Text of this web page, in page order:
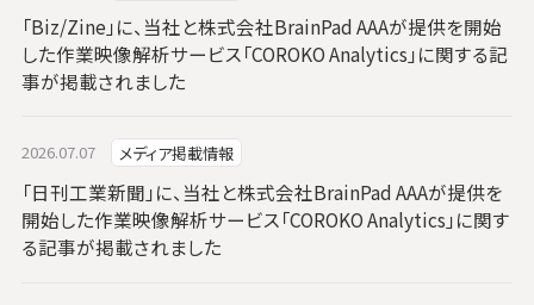
「Biz/Zine」に、当社と株式会社BrainPad AAAが提供を開始
した作業映像解析サービス「COROKO Analytics」に関する記
事が掲載されました
2026.07.07 メディア掲載情報
「日刊工業新聞」に、当社と株式会社BrainPad AAAが提供を
開始した作業映像解析サービス「COROKO Analytics」に関す
る記事が掲載されました